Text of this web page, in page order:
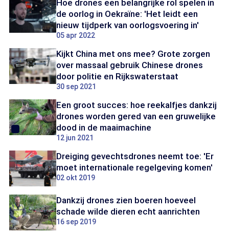
Hoe drones een belangrijke rol spelen in
de oorlog in Oekraïne: 'Het leidt een
nieuw tijdperk van oorlogsvoering in'
05 apr 2022
Kijkt China met ons mee? Grote zorgen
over massaal gebruik Chinese drones
door politie en Rijkswaterstaat
30 sep 2021
Een groot succes: hoe reekalfjes dankzij
drones worden gered van een gruwelijke
dood in de maaimachine
12 jun 2021
Dreiging gevechtsdrones neemt toe: 'Er
moet internationale regelgeving komen'
02 okt 2019
Dankzij drones zien boeren hoeveel
schade wilde dieren echt aanrichten
16 sep 2019